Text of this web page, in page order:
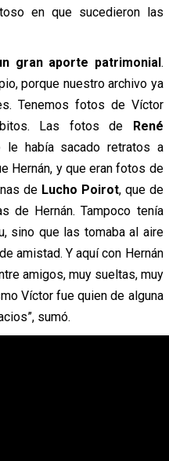
en que sucedieron las
gran aporte patrimonial .
porque nuestro archivo ya
Tenemos fotos de Víctor
Las fotos de
René
le había sacado retratos a
Hernán, y que eran fotos de
de Lucho Poirot, que de
de Hernán. Tampoco tenía
sino que las tomaba al aire
amistad. Y aquí con Hernán
amigos, muy sueltas, muy
Víctor fue quien de alguna
sumó.